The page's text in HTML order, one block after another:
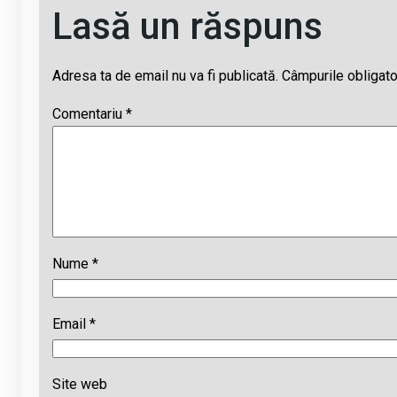
Lasă un răspuns
Adresa ta de email nu va fi publicată. Câmpurile
Comentariu *
Nume *
Email *
Site web